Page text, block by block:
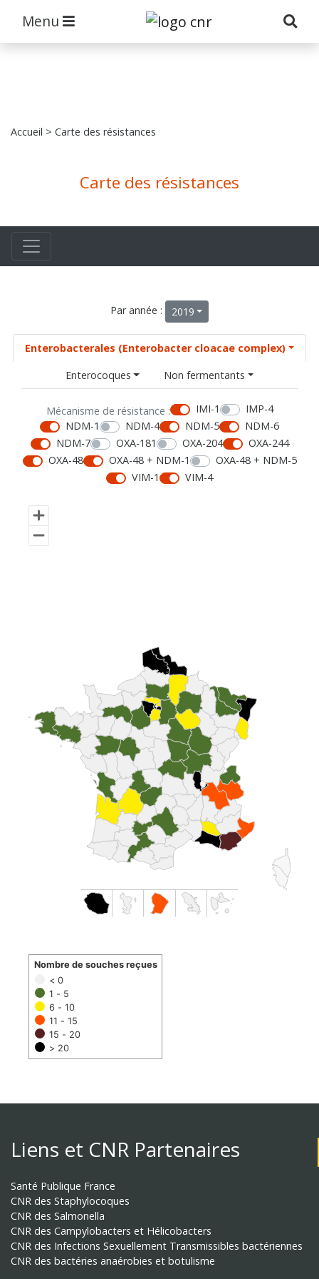
Menu
Accueil > Carte des résistances
Carte des résistances
Par année : 2019
Enterobacterales (Enterobacter cloacae complex)
Enterocoques
Non fermentants
Mécanisme de résistance : IMI-1
IMP-4
NDM-1
NDM-4 NDM-5
NDM-6
NDM-7
OXA-181 OXA-204
OXA-244
OXA-48
OXA-48 + NDM-1
OXA-48 + NDM-5
VIM-1
VIM-4
< 0
1 - 5
6 - 10
11 - 15
15 - 20
> 20
Nombre de souches reçues
Liens et CNR Partenaires
Santé Publique France
CNR des Staphylocoques
CNR des Salmonella
CNR des Campylobacters et Hélicobacters
CNR des Infections Sexuellement Transmissibles bactériennes
CNR des bactéries anaérobies et botulisme